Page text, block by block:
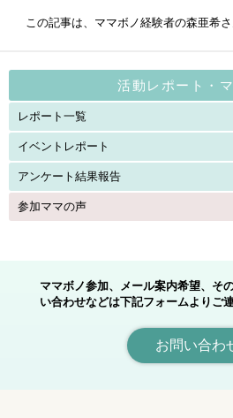
この記事は、ママボノ経験者の森亜希
活動レポート・
レポート一覧
イベントレポート
アンケート結果報告
参加ママの声
ママボノ参加、メール案内希望、そ
い合わせなどは下記フォームよりご
お問い合わ